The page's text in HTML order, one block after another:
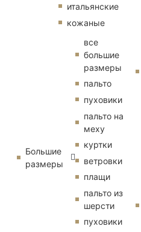
итальянские
кожаные
Большие
размеры
все
большие
размеры
пальто
пуховики
пальто на
меху
куртки
ветровки
плащи
пальто из
шерсти
пуховики